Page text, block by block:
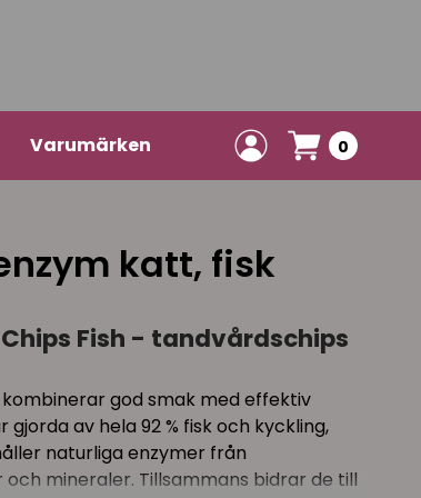
Varumärken 0
katt, fisk
Fish - tandvårdschips
god smak med effektiv
av hela 92 % fisk och kyckling,
naturliga enzymer från
mineraler. Tillsammans bidrar de till